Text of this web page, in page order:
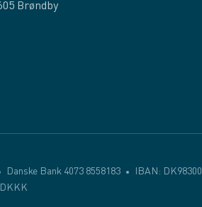
Brøndby
Danske Bank 4073 8558183
IBAN: